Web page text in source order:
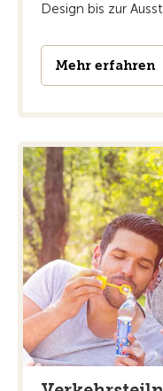
Design bis zur
Mehr erfahren